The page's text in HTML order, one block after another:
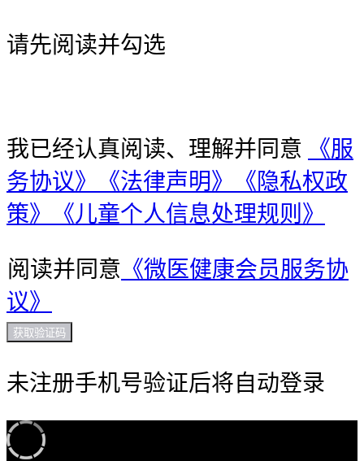
请先阅读并勾选
我已经认真阅读、理解并同意
《服
务协议》
《法律声明》
《隐私权政
策》
《儿童个人信息处理规则》
阅读并同意 《微医健康会员服务协
议》
获取验证码
未注册手机号验证后将自动登录